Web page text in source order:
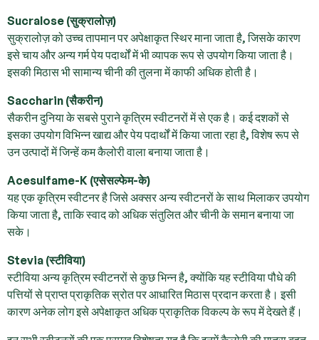
Sucralose (सुक्रालोज़)
सुक्रालोज़ को उच्च तापमान पर अपेक्षाकृत स्थिर माना जाता है, जिसके कारण
इसे चाय और अन्य गर्म पेय पदार्थों में भी व्यापक रूप से उपयोग किया जाता है।
इसकी मिठास भी सामान्य चीनी की तुलना में काफी अधिक होती है।
Saccharin (सैकरीन)
सैकरीन दुनिया के सबसे पुराने कृत्रिम स्वीटनरों में से एक है। कई दशकों से
इसका उपयोग विभिन्न खाद्य और पेय पदार्थों में किया जाता रहा है, विशेष रूप से
उन उत्पादों में जिन्हें कम कैलोरी वाला बनाया जाता है।
Acesulfame-K (एसेसल्फेम-के)
यह एक कृत्रिम स्वीटनर है जिसे अक्सर अन्य स्वीटनरों के साथ मिलाकर उपयोग
किया जाता है, ताकि स्वाद को अधिक संतुलित और चीनी के समान बनाया जा
सके।
Stevia (स्टीविया)
स्टीविया अन्य कृत्रिम स्वीटनरों से कुछ भिन्न है, क्योंकि यह स्टीविया पौधे की
पत्तियों से प्राप्त प्राकृतिक स्रोत पर आधारित मिठास प्रदान करता है। इसी
कारण अनेक लोग इसे अपेक्षाकृत अधिक प्राकृतिक विकल्प के रूप में देखते हैं।